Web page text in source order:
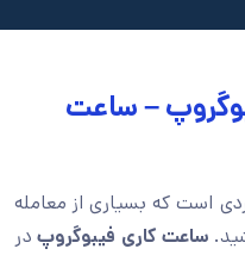
– ساعت
است که بسیاری از معامله
ساعت کاری فیبوگروپدر